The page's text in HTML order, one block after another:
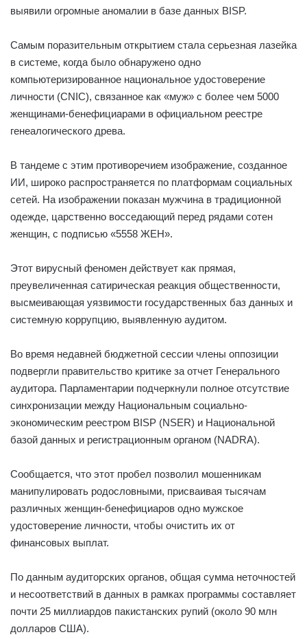
выявили огромные аномалии в базе данных BISP.
Самым поразительным открытием стала серьезная лазейка
в системе, когда было обнаружено одно
компьютеризированное национальное удостоверение
личности (CNIC), связанное как «муж» с более чем 5000
женщинами-бенефициарами в официальном реестре
генеалогического древа.
В тандеме с этим противоречием изображение, созданное
ИИ, широко распространяется по платформам социальных
сетей. На изображении показан мужчина в традиционной
одежде, царственно восседающий перед рядами сотен
женщин, с подписью «5558 ЖЕН».
Этот вирусный феномен действует как прямая,
преувеличенная сатирическая реакция общественности,
высмеивающая уязвимости государственных баз данных и
системную коррупцию, выявленную аудитом.
Во время недавней бюджетной сессии члены оппозиции
подвергли правительство критике за отчет Генерального
аудитора. Парламентарии подчеркнули полное отсутствие
синхронизации между Национальным социально-
экономическим реестром BISP (NSER) и Национальной
базой данных и регистрационным органом (NADRA).
Сообщается, что этот пробел позволил мошенникам
манипулировать родословными, присваивая тысячам
различных женщин-бенефициаров одно мужское
удостоверение личности, чтобы очистить их от
финансовых выплат.
По данным аудиторских органов, общая сумма неточностей
и несоответствий в данных в рамках программы составляет
почти 25 миллиардов пакистанских рупий (около 90 млн
долларов США).